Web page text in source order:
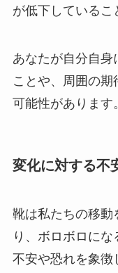
が低下しているこ
あなたが自分自身
ことや、周囲の
可能性があります。
変化に対する不
靴は私たちの移動
り、ボロボロに
不安や恐れを象徴